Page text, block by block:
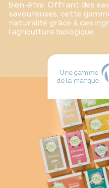
bien-être. Offrant des
savoureuses, cette
naturalité grâce à des
l’agriculture biologique.
Une gamme
de la marque :